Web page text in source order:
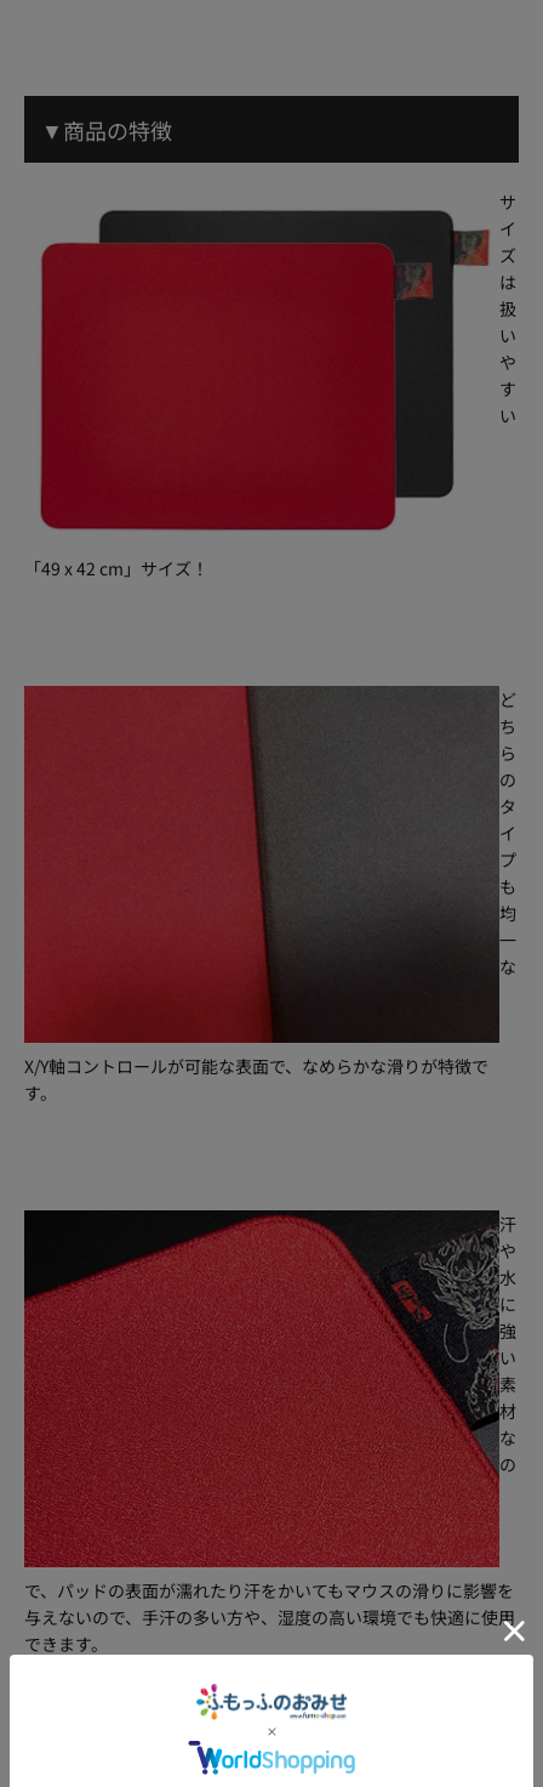
▼商品の特徴
サ
イ
ズ
は
扱
い
や
す
い
「49 x 42 cm」サイズ！
ど
ち
ら
の
タ
イ
プ
も
均
一
な
X/Y軸コントロールが可能な表面で、なめらかな滑りが特徴で
す。
汗
や
水
に
強
い
素
材
な
の
で、パッドの表面が濡れたり汗をかいてもマウスの滑りに影響を
与えないので、手汗の多い方や、湿度の高い環境でも快適に使用
できます。